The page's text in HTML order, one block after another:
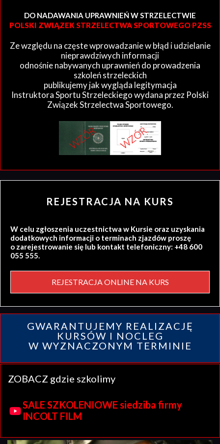
DO NADAWANIA UPRAWNIEŃ W STRZELECTWIE
POLSKI ZWIĄZEK STRZELECTWA SPORTOWEGO PZSS
Ze względu na częste wprowadzanie w błąd i udzielanie
nieprawdziwych informacji
odnośnie nabywanych uprawnień do prowadzenia
szkoleń strzeleckich
publikujemy jak wygląda legitymacja
Instruktora Sportu Strzeleckiego wydana przez Polski
Związek Strzelectwa Sportowego.
REJESTRACJA NA KURS
W celu zgłoszenia uczestnictwa w Kursie oraz uzyskania
dodatkowych informacji o terminach zjazdów proszę
o zarejestrowanie się lub kontakt telefoniczny: +48 600
055 555.
REJESTRACJA ONLINE NA KURS
GWARANTUJEMY REALIZACJĘ
KURSÓW I NOCLEG
W WYZNACZONYM TERMINIE
ZOBACZ gdzie szkolimy
SALE SZKOLENIOWE siedziba firmy
INCOLT FILM